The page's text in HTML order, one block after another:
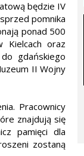
będzie IV
pomnika
ponad 500
Kielcach oraz
gdańskiego
II Wojny
Pracownicy
znajdują się
pamięci dla
zostaną